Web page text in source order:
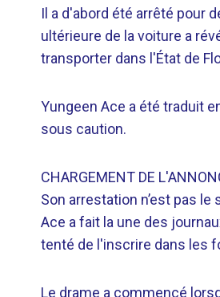
Il a d'abord été arrêté pour
ultérieure de la voiture a
transporter dans l'État de
Yungeen Ace a été traduit
sous caution.
CHARGEMENT DE
Son arrestation n’est pas
Ace a fait la une des
tenté de l'inscrire dans les
Le drame a commencé